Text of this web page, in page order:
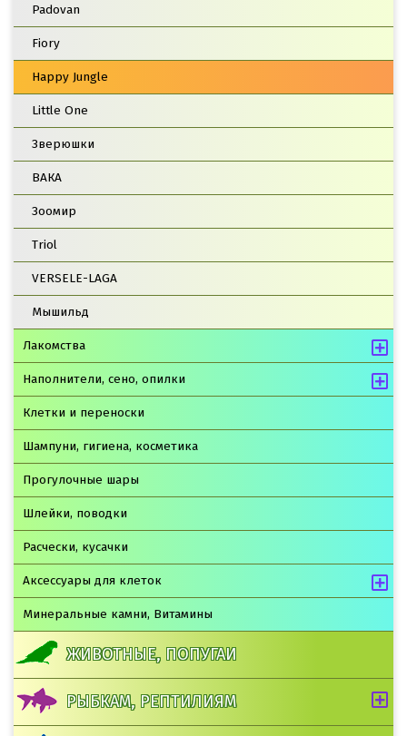
Padovan
Fiory
Happy Jungle
Little One
Зверюшки
ВАКА
Зоомир
Triol
VERSELE-LAGA
Мышильд
Лакомства
Наполнители, сено, опилки
Клетки и переноски
Шампуни, гигиена, косметика
Прогулочные шары
Шлейки, поводки
Расчески, кусачки
Аксессуары для клеток
Минеральные камни, Витамины
ЖИВОТНЫЕ, ПОПУГАИ
РЫБКАМ, РЕПТИЛИЯМ